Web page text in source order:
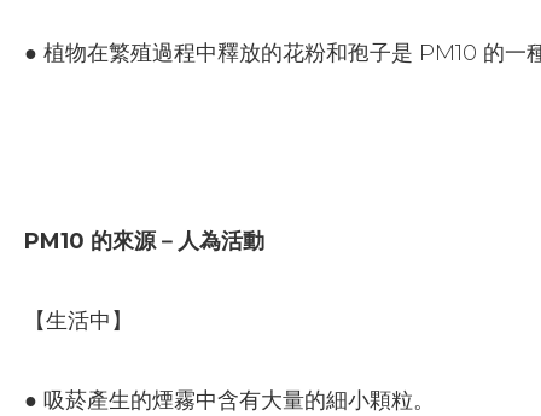
● 植物在繁殖過程中釋放的花粉和孢子是 PM10 的一
PM10 的來源－人為活動
【生活中】
● 吸菸產生的煙霧中含有大量的細小顆粒。